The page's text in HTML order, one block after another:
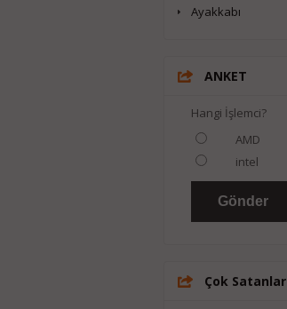
Ayakkabı
ANKET
Hangi İşlemci?
AMD
intel
Çok Satanlar